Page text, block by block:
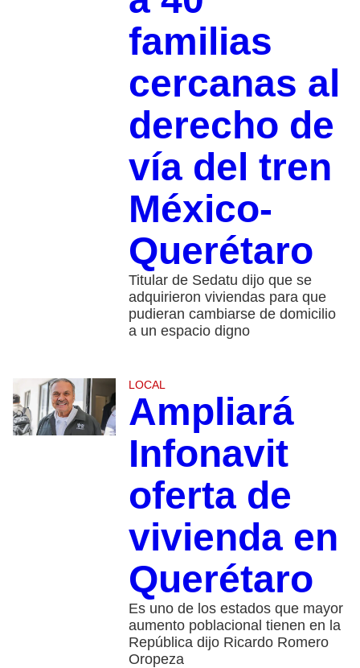
familias
cercanas al
derecho de
vía del tren
México-
Querétaro
Titular de Sedatu dijo que se
adquirieron viviendas para que
pudieran cambiarse de domicilio
a un espacio digno
LOCAL
Ampliará
Infonavit
oferta de
vivienda en
Querétaro
Es uno de los estados que mayor
aumento poblacional tienen en la
República dijo Ricardo Romero
Oropeza